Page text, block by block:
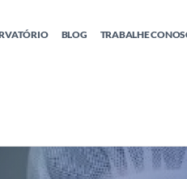
BLOG TRABALHE